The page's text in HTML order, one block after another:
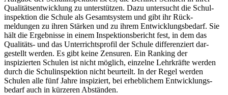
Qualitätsentwicklung zu unterstützen. Dazu unter­sucht die Schul­
inspektion die Schule als Gesamt­system und gibt ihr Rück­
meldungen zu ihren Stärken und zu ih­rem Entwicklungs­bedarf. Sie
hält die Ergebnisse in ei­nem Inspektions­bericht fest, in dem das
Qualitäts- und das Unterrichts­profil der Schule differen­ziert dar­
gestellt wer­den. Es gibt keine Zensuren. Ein Ranking der
inspizierten Schulen ist nicht möglich, einzelne Lehrkräfte werden
durch die Schulinspektion nicht beurteilt. In der Regel werden
Schulen alle fünf Jahre inspiziert, bei erheblichem Entwicklungs­
bedarf auch in kürzeren Ab­ständen.